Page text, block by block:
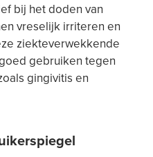
bij het doden van
vreselijk irriteren en
ziekteverwekkende
gebruiken tegen
gingivitis en